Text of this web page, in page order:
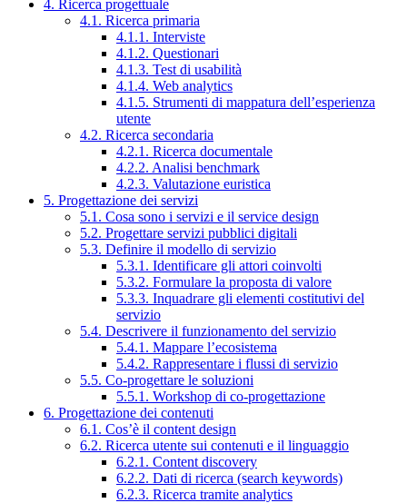
4. Ricerca progettuale
4.1. Ricerca primaria
4.1.1. Interviste
4.1.2. Questionari
4.1.3. Test di usabilità
4.1.4. Web analytics
4.1.5. Strumenti di mappatura dell’esperienza
utente
4.2. Ricerca secondaria
4.2.1. Ricerca documentale
4.2.2. Analisi benchmark
4.2.3. Valutazione euristica
5. Progettazione dei servizi
5.1. Cosa sono i servizi e il service design
5.2. Progettare servizi pubblici digitali
5.3. Definire il modello di servizio
5.3.1. Identificare gli attori coinvolti
5.3.2. Formulare la proposta di valore
5.3.3. Inquadrare gli elementi costitutivi del
servizio
5.4. Descrivere il funzionamento del servizio
5.4.1. Mappare l’ecosistema
5.4.2. Rappresentare i flussi di servizio
5.5. Co-progettare le soluzioni
5.5.1. Workshop di co-progettazione
6. Progettazione dei contenuti
6.1. Cos’è il content design
6.2. Ricerca utente sui contenuti e il linguaggio
6.2.1. Content discovery
6.2.2. Dati di ricerca (search keywords)
6.2.3. Ricerca tramite analytics